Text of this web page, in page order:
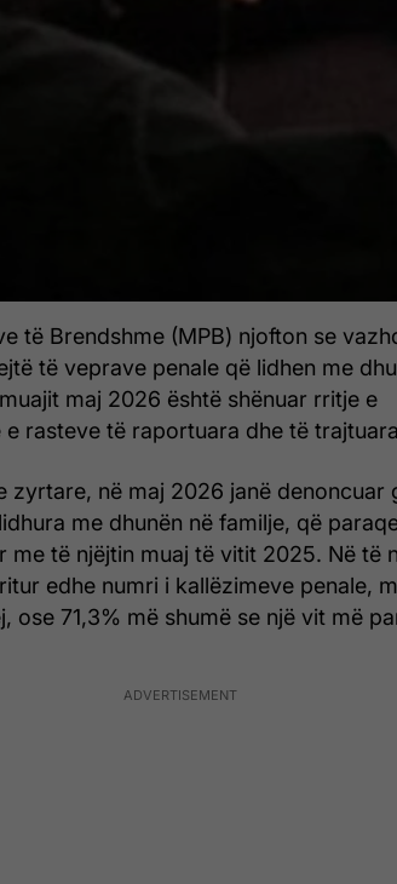
të Brendshme (MPB) njofton se
të veprave penale që lidhen me
maj 2026 është shënuar rritje e
e rasteve të raportuara dhe të
zyrtare, në maj 2026 janë denoncuar
me dhunën në familje, që
me të njëjtin muaj të vitit 2025. Në të
edhe numri i kallëzimeve penale,
ose 71,3% më shumë se një vit më